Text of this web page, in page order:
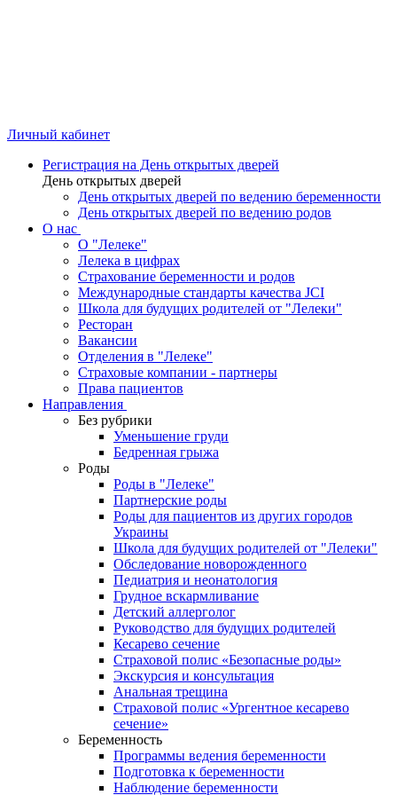
Личный кабинет
Регистрация на День открытых дверей
День открытых дверей
День открытых дверей по ведению беременности
День открытых дверей по ведению родов
О нас
О "Лелеке"
Лелека в цифрах
Страхование беременности и родов
Международные стандарты качества JCI
Школа для будущих родителей от "Лелеки"
Ресторан
Вакансии
Отделения в "Лелеке"
Страховые компании - партнеры
Права пациентов
Направления
Без рубрики
Уменьшение груди
Бедренная грыжа
Роды
Роды в "Лелеке"
Партнерские роды
Роды для пациентов из других городов
Украины
Школа для будущих родителей от "Лелеки"
Обследование новорожденного
Педиатрия и неонатология
Грудное вскармливание
Детский аллерголог
Руководство для будущих родителей
Кесарево сечение
Страховой полис «Безопасные роды»
Экскурсия и консультация
Анальная трещина
Страховой полис «Ургентное кесарево
сечение»
Беременность
Программы ведения беременности
Подготовка к беременности
Наблюдение беременности